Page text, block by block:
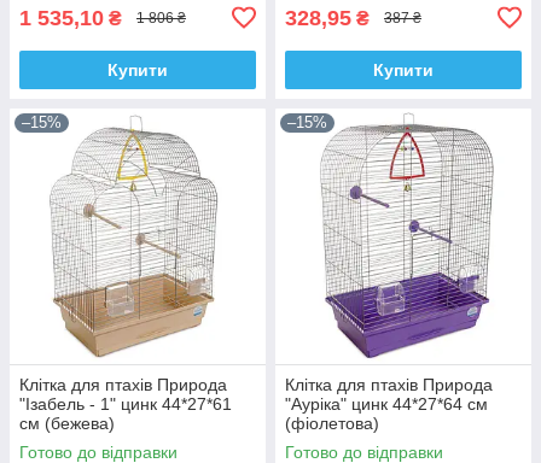
1 535,10 ₴ 1 806 ₴
Купити
328,95 ₴ 387 ₴
Купити
–15%
Клітка для птахів Природа
"Ізабель - 1" цинк 44*27*61
см (бежева)
Готово до відправки
–15%
Клітка для птахів Природа
"Ауріка" цинк 44*27*64 см
(фіолетова)
Готово до відправки